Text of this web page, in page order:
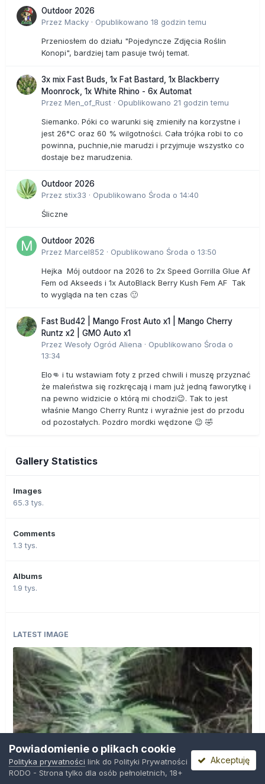
Outdoor 2026
Przez Macky · Opublikowano 18 godzin temu
Przeniosłem do działu "Pojedyncze Zdjęcia Roślin
Konopi", bardziej tam pasuje twój temat.
3x mix Fast Buds, 1x Fat Bastard, 1x Blackberry
Moonrock, 1x White Rhino - 6x Automat
Przez Men_of_Rust · Opublikowano 21 godzin temu
Siemanko. Póki co warunki się zmieniły na korzystne i
jest 26°C oraz 60 % wilgotności. Cała trójka robi to co
powinna, puchnie,nie marudzi i przyjmuje wszystko co
dostaje bez marudzenia.
Outdoor 2026
Przez stix33 · Opublikowano Środa o 14:40
Śliczne
Outdoor 2026
Przez Marcel852 · Opublikowano Środa o 13:50
Hejka Mój outdoor na 2026 to 2x Speed Gorrilla Glue Af
Fem od Akseeds i 1x AutoBlack Berry Kush Fem AF Tak
to wygląda na ten czas 🙂
Fast Bud42 | Mango Frost Auto x1 | Mango Cherry
Runtz x2 | GMO Auto x1
Przez Wesoły Ogród Aliena · Opublikowano Środa o
13:34
Elo👊 i tu wstawiam foty z przed chwili i muszę przyznać
że maleństwa się rozkręcają i mam już jedną faworytkę i
na pewno widzicie o którą mi chodzi😉. Tak to jest
właśnie Mango Cherry Runtz i wyraźnie jest do przodu
od pozostałych. Pozdro mordki wędzone 😉 🤣
Gallery Statistics
Images
65.3 tys.
Comments
1.3 tys.
Albums
1.9 tys.
LATEST IMAGE
Powiadomienie o plikach cookie
Polityka prywatności link do Polityki Prywatności
RODO - Strona tylko dla osób pełnoletnich, 18+
Akceptuję